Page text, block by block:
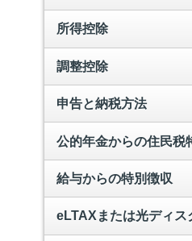
所得控除
調整控除
申告と納税方法
公的年金からの住民税
給与からの特別徴収
eLTAXまたは光ディス